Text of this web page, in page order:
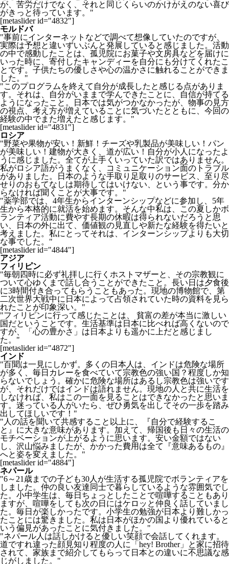
が、苦労だけでなく、それと同じくらいのかけがえのない喜び
がきっと待っています。"
[metaslider id="4832"]
モルドバ
"事前にインターネットなどで調べて想像していたのですが、
実際は予想と違いずいぶんと発展していると感じました。活動
の中で感動したことは、孤児院にお菓子や文房具などを届けに
いった時に、寄付したキャンディーを自分にも分けてくれたこ
とです。子供たちの優しさや心の温かさに触れることができま
した。"
"このプログラムを終えて自分が成長したと感じる点がありま
す。それは、自分がいままで学んできたことに、自信が持てる
ようになったこと。日本では気がつかなかったが、物事の見方
の視点、考え方が増えていることに気づいたとともに、今回の
経験の中でまた増えたと感じます。"
[metaslider id="4831"]
ロシア
"野菜や果物が安い！新鮮！チーズや乳製品が美味しい！パン
が美味しい！建物が大きく、道が広い！自分が小人になったよ
うに感じました。全てが上手くいっていた訳ではありません。
私がロシア語がうまくなく、コミュニケーション面のトラブル
がありました。日本のような手取り足取りのサービス、至り尽
せりのおもてなしは期待してはいけない、という事です。分か
らなければ聞くことが大事です。"
"薬学部では、4年生からインターンシップなどに参加し、5年
生から本格的に就活を始めます。そんな中私は、この夏しかボ
ランティア活動に費やす長期の休暇は得られないだろうと思
い、日本の外に出て、価値観の見直しや新たな経験を得たいと
考えました。私にとってそれは、インターンシップよりも大切
な事でした。"
[metaslider id="4844"]
アジア
フィリピン
"毎朝四時に必ず礼拝しに行くホストマザーと、その宗教観に
ついて心ゆくまで話し合うことができたこと。長い日は夕食後
に3時間付き合ってもらうこともあった。現地の博物館で、第
二次世界大戦中に日本によって占領されていた時の資料を見ら
れたことが印象深い。"
"フィリピンに行って感じたことは、 貧富の差が本当に激しい
国だということです。生活基準は日本に比べれば高くないので
すが、「心の豊かさ」は日本よりも遥かに上だと感じまし
た。"
[metaslider id="4872"]
インド
"百聞は一見にしかず。多くの日本人は、インドは危険な場所
が多く、毎日カレーを食べていて宗教色の強い国？程度しか知
らないでしょう。確かに危険な場所はあるし宗教色は強いです
が、それだけではインドは語れません。現地の人と共に生活を
しなければ、私はこの一面を見ることはできなかったと思いま
す。迷っている人がいたら、ぜひ勇気を出してその一歩を踏み
出してほしいです！"
"人の話を聞いて共感すること以上に、『自分で経験するこ
と』に大きな意味があります。加えて、帰国後も日々の生活の
モチベーションが上がるように思います。安い金額ではない
し、沢山悩みましたが、かかった費用は全て『意味あるもの』
へと姿を変えました。"
[metaslider id="4884"]
ネパール
"6～21歳までの子ども30人が生活する孤児院でボランティアを
しました。仲の良い友達同士で暮らしているような雰囲気でし
た。小中学生は、毎日ちょっとしたことで喧嘩することもあり
ますが、喧嘩をしても次の日にはケロッと仲良く話していまし
た。毎日が楽しかったです。小学生の勉強が日本より難しかっ
たことには驚きました。私は日本がほかの国より優れていると
いう偏見があったことに気付きました。"
"ネパール人は話しかけると優しい笑顔で会話してくれます。
道ですれ違った顔見知り程度の人に「hey! Brother」と家に招待
されて、家族まで紹介してもらって日本との違いに不思議な感
じがしました。"